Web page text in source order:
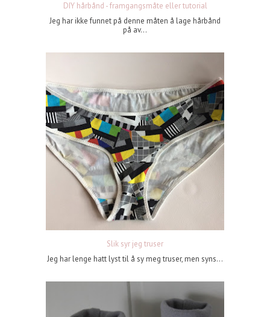
DIY hårbånd - framgangsmåte eller tutorial
Jeg har ikke funnet på denne måten å lage hårbånd
på av...
Slik syr jeg truser
Jeg har lenge hatt lyst til å sy meg truser, men syns...